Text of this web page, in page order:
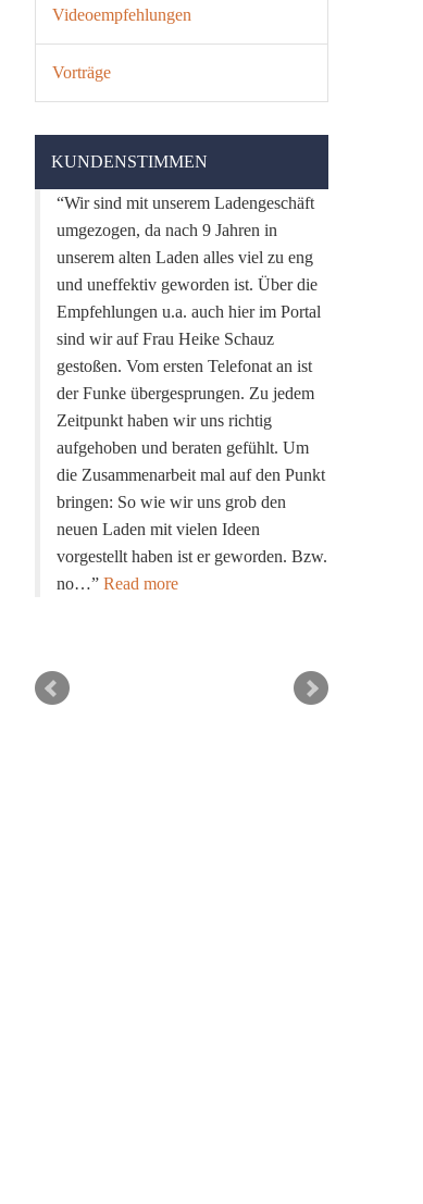
Videoempfehlungen
Vorträge
KUNDENSTIMMEN
Wir sind mit unserem Ladengeschäft
umgezogen, da nach 9 Jahren in
unserem alten Laden alles viel zu eng
und uneffektiv geworden ist. Über die
Empfehlungen u.a. auch hier im Portal
sind wir auf Frau Heike Schauz
gestoßen. Vom ersten Telefonat an ist
der Funke übergesprungen. Zu jedem
Zeitpunkt haben wir uns richtig
aufgehoben und beraten gefühlt. Um
die Zusammenarbeit mal auf den Punkt
bringen: So wie wir uns grob den
neuen Laden mit vielen Ideen
vorgestellt haben ist er geworden. Bzw.
no…
Read more